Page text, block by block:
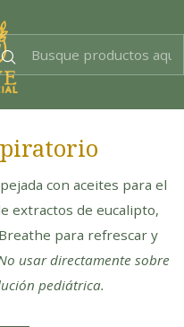
con aceites para el
extractos de eucalipto,
para refrescar y
usar directamente sobre
pediátrica.